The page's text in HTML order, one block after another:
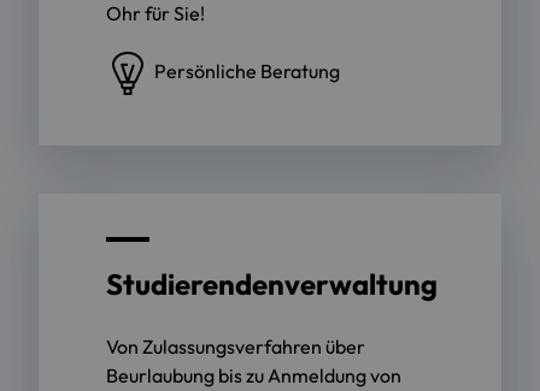
Ohr für Sie!
Persönliche Beratung
Studierendenverwaltung
Von Zulassungsverfahren über
Beurlaubung bis zu Anmeldung von